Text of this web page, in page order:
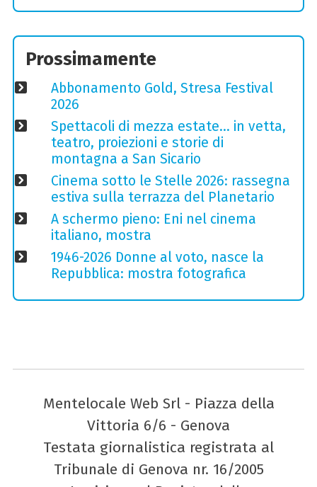
Prossimamente
Abbonamento Gold, Stresa Festival
2026
Spettacoli di mezza estate… in vetta,
teatro, proiezioni e storie di
montagna a San Sicario
Cinema sotto le Stelle 2026: rassegna
estiva sulla terrazza del Planetario
A schermo pieno: Eni nel cinema
italiano, mostra
1946-2026 Donne al voto, nasce la
Repubblica: mostra fotografica
Mentelocale Web Srl - Piazza della
Vittoria 6/6 - Genova
Testata giornalistica registrata al
Tribunale di Genova nr. 16/2005